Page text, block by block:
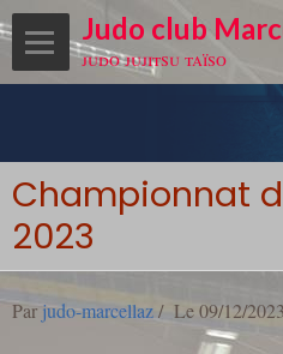
judo jujitsu taïso
Championnat
2023
Parjudo-marcellaz Le 09/12/2023